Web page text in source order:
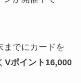
までにカードを
Vポイント 16,000